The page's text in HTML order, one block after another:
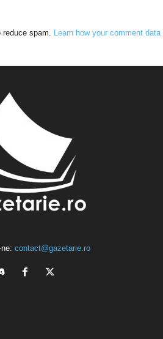
spam. Learn how your comment data
contact@gazetarie.ro